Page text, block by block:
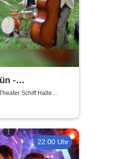
-
Schiff Halle
22:00 Uhr